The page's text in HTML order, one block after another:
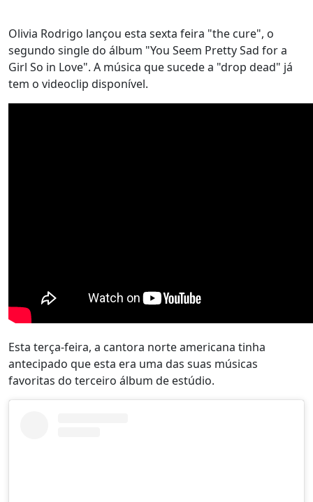
Olivia Rodrigo lançou esta sexta feira "the cure", o
segundo single do álbum "You Seem Pretty Sad for a
Girl So in Love". A música que sucede a "drop dead" já
tem o videoclip disponível.
Esta terça-feira, a cantora norte americana tinha
antecipado que esta era uma das suas músicas
favoritas do terceiro álbum de estúdio.